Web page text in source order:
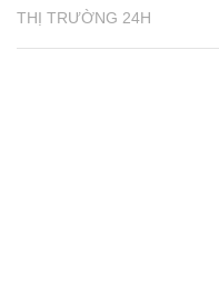
THỊ TRƯỜNG 24H